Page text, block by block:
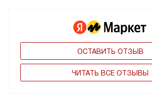
ОСТАВИТЬ ОТЗЫВ
ЧИТАТЬ ВСЕ ОТЗЫВЫ